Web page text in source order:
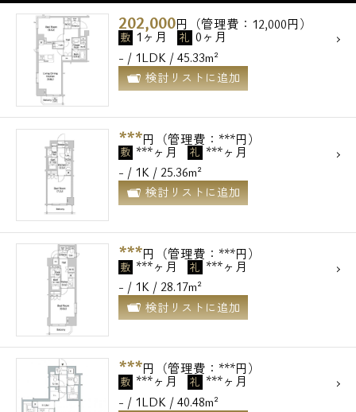
202,000円（管理費：12,000円）
敷 1ヶ月 礼 0ヶ月
- / 1LDK / 45.33m²
検討リストに追加
***円（管理費：***円）
敷 ***ヶ月 礼 ***ヶ月
- / 1K / 25.36m²
検討リストに追加
***円（管理費：***円）
敷 ***ヶ月 礼 ***ヶ月
- / 1K / 28.17m²
検討リストに追加
***円（管理費：***円）
敷 ***ヶ月 礼 ***ヶ月
- / 1LDK / 40.48m²
電話でお問い合わせ
0120-500-529
営業時間 10：00～18：00
メールでお問い合わせ
お問い合わせ